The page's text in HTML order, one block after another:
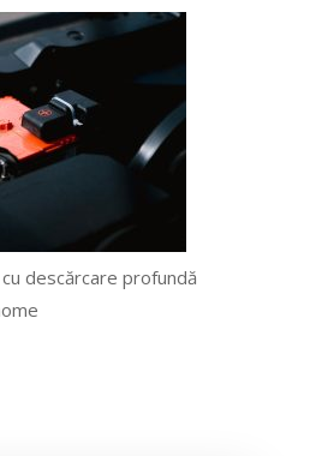
descărcare profundă